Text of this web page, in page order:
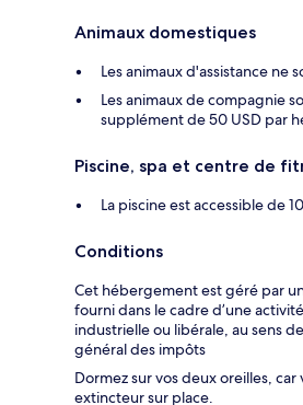
Animaux domestiques
Les animaux d'assistance ne
Les animaux de compagnie
supplément de 50 USD par
Piscine, spa et centre de
La piscine est accessible de
Conditions
Cet hébergement est géré par
fourni dans le cadre d’une
industrielle ou libérale, au sens
général des impôts
Dormez sur vos deux oreilles,
extincteur sur place.